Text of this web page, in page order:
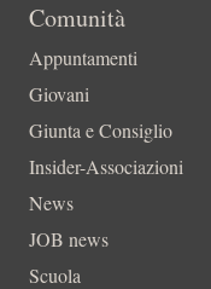
Comunità
Appuntamenti
Giovani
Giunta e Consiglio
Insider-Associazioni
News
JOB news
Scuola